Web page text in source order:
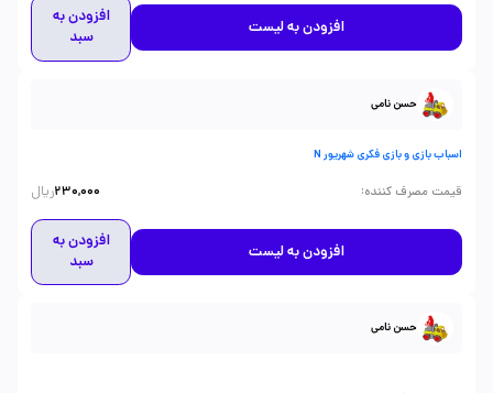
افزودن به لیست
افزودن به
سبد
حسن نامی
اسباب بازی و بازی فکری شهریور N
قیمت مصرف کننده:
230,000ریال
افزودن به لیست
افزودن به
سبد
حسن نامی